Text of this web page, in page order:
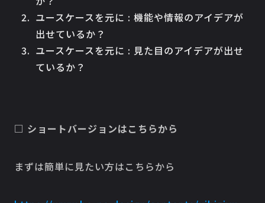
ユースケースを元に : 機能や情報のアイデアが
出せているか？
ユースケースを元に : 見た目のアイデアが出せ
ているか？
□ ショートバージョンはこちらから
まずは簡単に見たい方はこちらから